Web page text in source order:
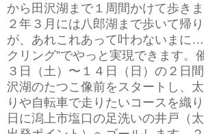
から田沢湖まで１周間かけて歩き
２年３月には八郎湖まで歩いて帰
が、あれこれあって叶わないまに…
クリング”でやっと実現できます。
３日（土）〜１４日（日）の２日
沢湖のたつこ像前をスタートし、
りや自転車で走りたいコースを織
日に潟上市塩口の足洗いの井戸（